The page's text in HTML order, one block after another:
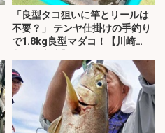
「良型タコ狙いに竿とリールは
不要？」 テンヤ仕掛けの手釣り
で1.8kg良型マダコ！【川崎